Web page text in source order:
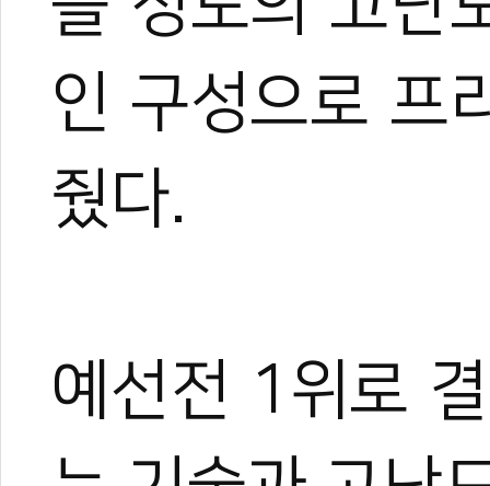
인 구성으로 프
줬다.
예선전 1위로